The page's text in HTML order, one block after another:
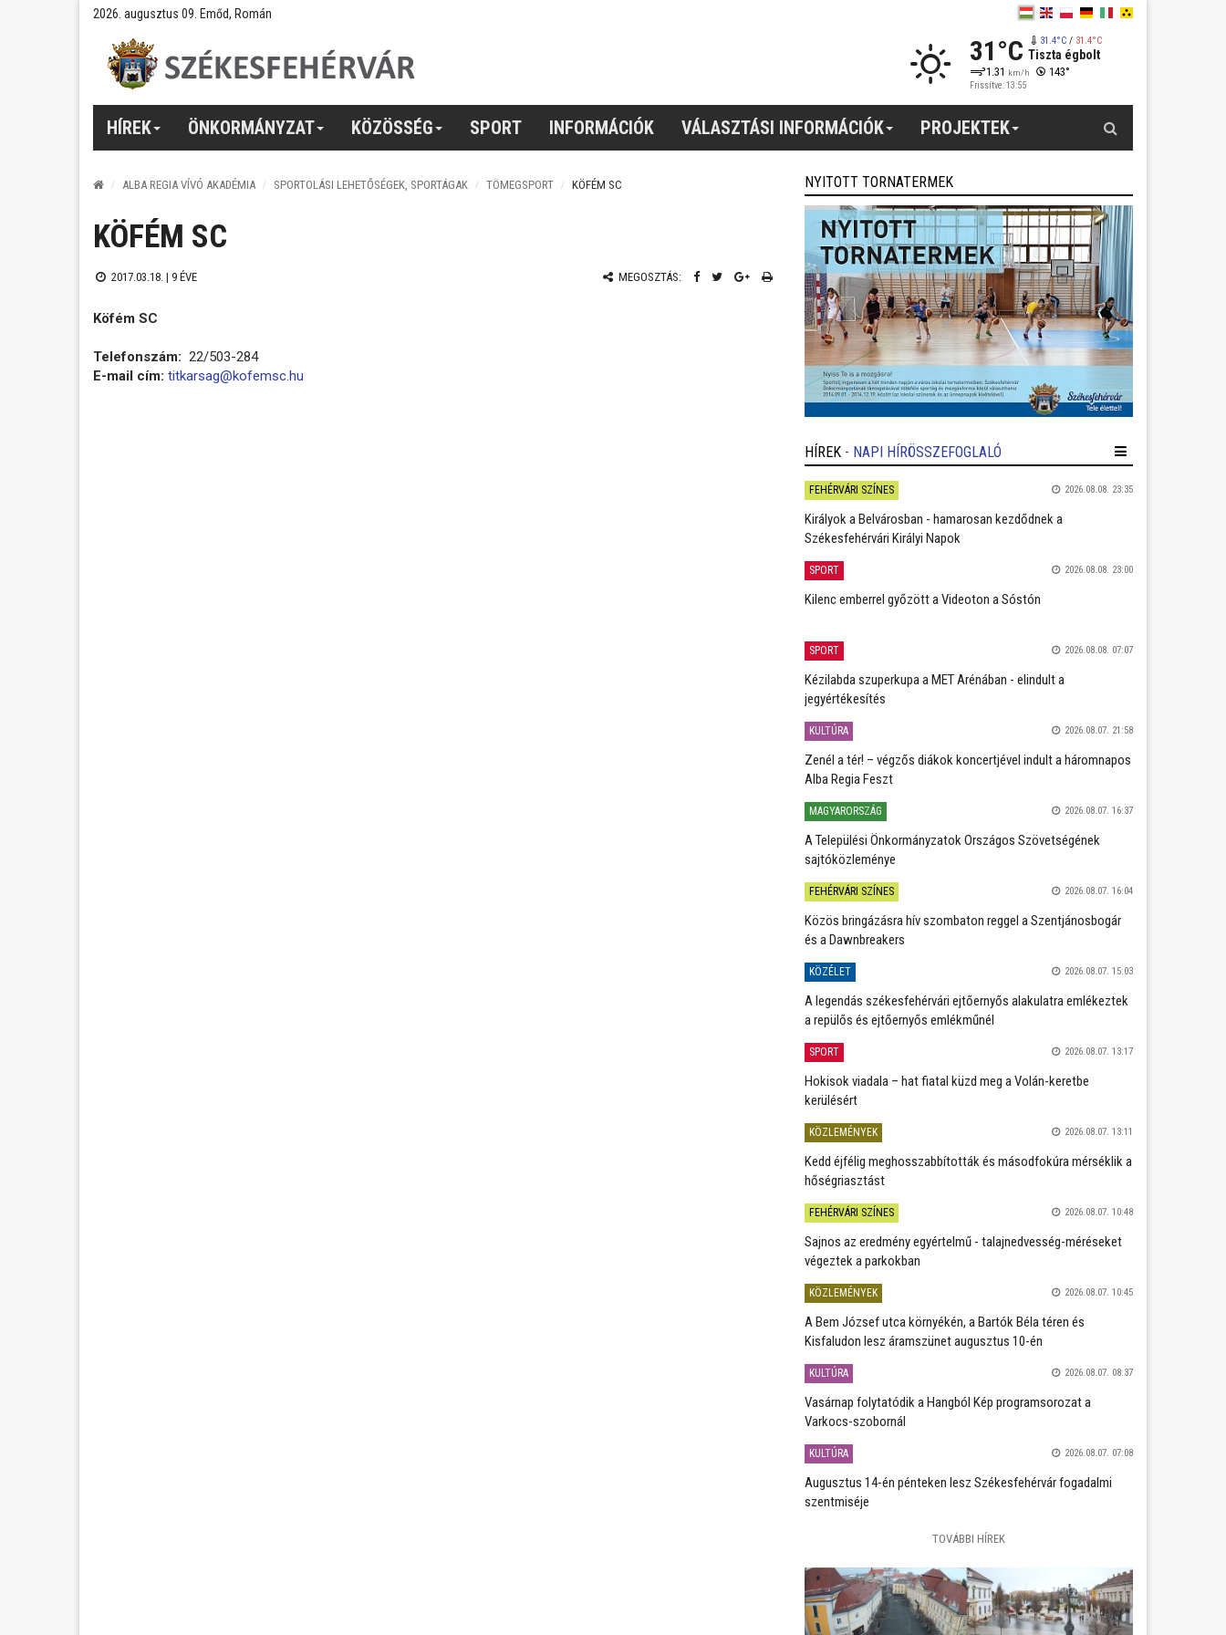
2026. augusztus 09. Emőd, Román
31°C 31.4°C/ 31.4°C
Tiszta égbolt
1.31 km/h 143°
Frissítve: 13:55
HÍREK ÖNKORMÁNYZAT KÖZÖSSÉG SPORT INFORMÁCIÓK VÁLASZTÁSI INFORMÁCIÓK PROJEKTEK
ALBA REGIA VÍVÓ AKADÉMIA SPORTOLÁSI LEHETŐSÉGEK, SPORTÁGAK TÖMEGSPORT KÖFÉM SC
KÖFÉM SC
2017.03.18. | 9 ÉVE MEGOSZTÁS:
Köfém SC
Telefonszám: 22/503-284
E-mail cím: titkarsag@kofemsc.hu
NYITOTT TORNATERMEK
HÍREK - NAPI HÍRÖSSZEFOGLALÓ
FEHÉRVÁRI SZÍNES 2026.08.08. 23:35
Királyok a Belvárosban - hamarosan kezdődnek a
Székesfehérvári Királyi Napok
SPORT 2026.08.08. 23:00
Kilenc emberrel győzött a Videoton a Sóstón
SPORT 2026.08.08. 07:07
Kézilabda szuperkupa a MET Arénában - elindult a
jegyértékesítés
KULTÚRA 2026.08.07. 21:58
Zenél a tér! – végzős diákok koncertjével indult a háromnapos
Alba Regia Feszt
MAGYARORSZÁG 2026.08.07. 16:37
A Települési Önkormányzatok Országos Szövetségének
sajtóközleménye
FEHÉRVÁRI SZÍNES 2026.08.07. 16:04
Közös bringázásra hív szombaton reggel a Szentjánosbogár
és a Dawnbreakers
KÖZÉLET 2026.08.07. 15:03
A legendás székesfehérvári ejtőernyős alakulatra emlékeztek
a repülős és ejtőernyős emlékműnél
SPORT 2026.08.07. 13:17
Hokisok viadala – hat fiatal küzd meg a Volán-keretbe
kerülésért
KÖZLEMÉNYEK 2026.08.07. 13:11
Kedd éjfélig meghosszabbították és másodfokúra mérséklik a
hőségriasztást
FEHÉRVÁRI SZÍNES 2026.08.07. 10:48
Sajnos az eredmény egyértelmű - talajnedvesség-méréseket
végeztek a parkokban
KÖZLEMÉNYEK 2026.08.07. 10:45
A Bem József utca környékén, a Bartók Béla téren és
Kisfaludon lesz áramszünet augusztus 10-én
KULTÚRA 2026.08.07. 08:37
Vasárnap folytatódik a Hangból Kép programsorozat a
Varkocs-szobornál
KULTÚRA 2026.08.07. 07:08
Augusztus 14-én pénteken lesz Székesfehérvár fogadalmi
szentmiséje
TOVÁBBI HÍREK